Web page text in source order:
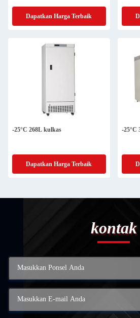
Dapatkan Harga Terbaik
-25°C 268L kulkas
Dapatkan Harga Terbaik
-25°C
kontak